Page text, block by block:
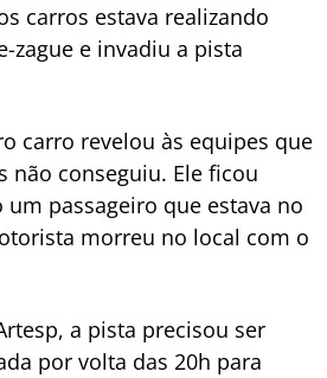
carros estava realizando
zague e invadiu a pista
carro revelou às equipes que
não conseguiu. Ele ficou
passageiro que estava no
morreu no local com o
a pista precisou ser
por volta das 20h para